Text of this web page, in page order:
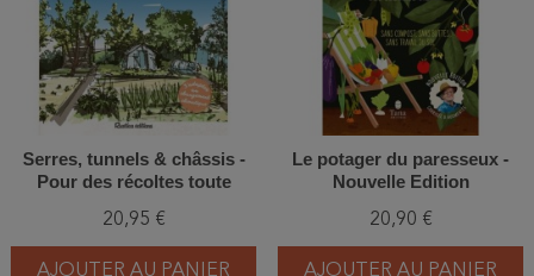
Serres, tunnels & châssis -
Pour des récoltes toute
20,95 €
AJOUTER AU PANIER
Le potager du paresseux -
Nouvelle Edition
20,90 €
AJOUTER AU PANIER